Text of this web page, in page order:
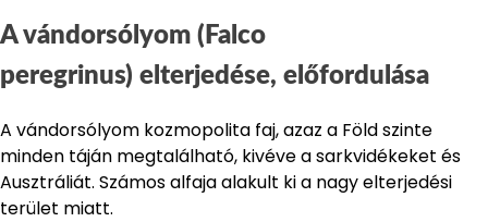
A vándorsólyom (Falco
peregrinus) elterjedése, előfordulása
A vándorsólyom kozmopolita faj, azaz a Föld szinte
minden táján megtalálható, kivéve a sarkvidékeket és
Ausztráliát. Számos alfaja alakult ki a nagy elterjedési
terület miatt.